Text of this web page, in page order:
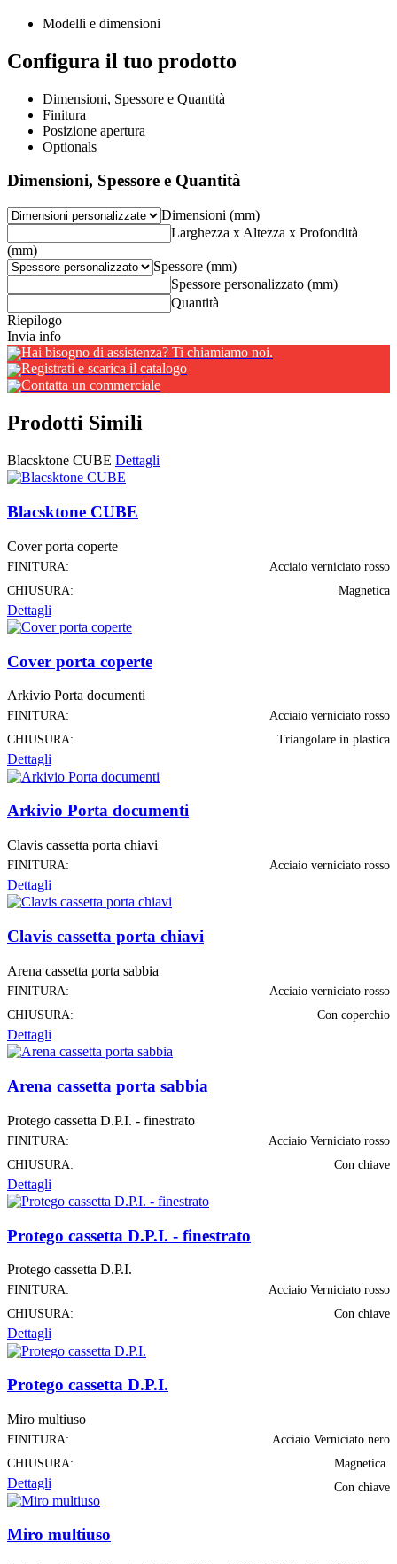
Modelli e dimensioni
Configura il tuo prodotto
Dimensioni, Spessore e Quantità
Finitura
Posizione apertura
Optionals
Dimensioni, Spessore e Quantità
Dimensioni (mm)
Larghezza x Altezza x Profondità
(mm)
Spessore (mm)
Spessore personalizzato (mm)
Quantità
Riepilogo
Invia info
Hai bisogno di assistenza? Ti chiamiamo noi.
Registrati e scarica il catalogo
Contatta un commerciale
Prodotti Simili
Blacsktone CUBE Dettagli
Blacsktone CUBE
Cover porta coperte
FINITURA:
Acciaio verniciato rosso
CHIUSURA:
Magnetica
Dettagli
Cover porta coperte
Arkivio Porta documenti
FINITURA:
Acciaio verniciato rosso
CHIUSURA:
Triangolare in plastica
Dettagli
Arkivio Porta documenti
Clavis cassetta porta chiavi
FINITURA: Acciaio verniciato rosso
Dettagli
Clavis cassetta porta chiavi
Arena cassetta porta sabbia
FINITURA:
Acciaio verniciato rosso
CHIUSURA:
Con coperchio
Dettagli
Arena cassetta porta sabbia
Protego cassetta D.P.I. - finestrato
FINITURA:
Acciaio Verniciato rosso
CHIUSURA:
Con chiave
Dettagli
Protego cassetta D.P.I. - finestrato
Protego cassetta D.P.I.
FINITURA:
Acciaio Verniciato rosso
CHIUSURA:
Con chiave
Dettagli
Protego cassetta D.P.I.
Miro multiuso
FINITURA:
Acciaio Verniciato nero
CHIUSURA:
Magnetica
Con chiave
Dettagli
Miro multiuso